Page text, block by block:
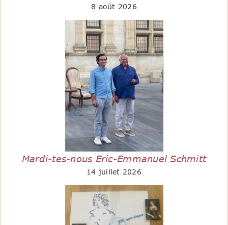
8 août 2026
Mardi-tes-nous Eric-Emmanuel Schmitt
14 juillet 2026